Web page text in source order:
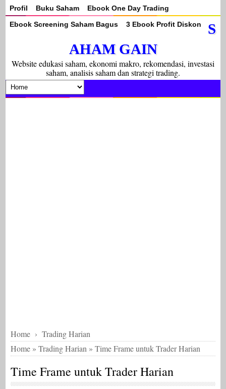
Profil Buku Saham
Ebook One Day Trading
Ebook Screening Saham Bagus
3 Ebook Profit Diskon
S
AHAM GAIN
Website edukasi saham, ekonomi makro, rekomendasi, investasi
saham, analisis saham dan strategi trading.
Home ›Trading Harian
Home »Trading Harian »Time Frame untuk Trader Harian
Time Frame untuk Trader Harian